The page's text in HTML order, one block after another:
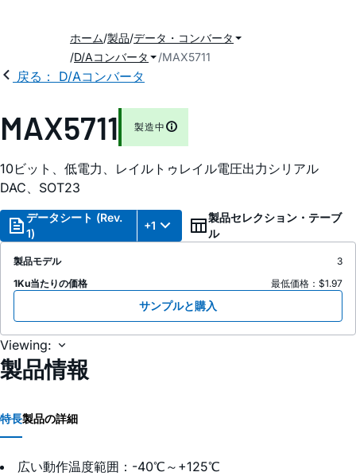
ホーム 製品 データ・コンバータ
D/Aコンバータ
MAX5711
戻る： D/Aコンバータ
MAX5711 製造中
10ビット、低電力、レイルトゥレイル電圧出力シリアル
DAC、SOT23
データシート (Rev.
1)
+1
製品セレクション・テーブ
ル
製品モデル
3
1Ku当たりの価格
最低価格：$1.97
サンプルと購入
Viewing:
製品情報
特長製品の詳細
広い動作温度範囲：-40℃～+125℃